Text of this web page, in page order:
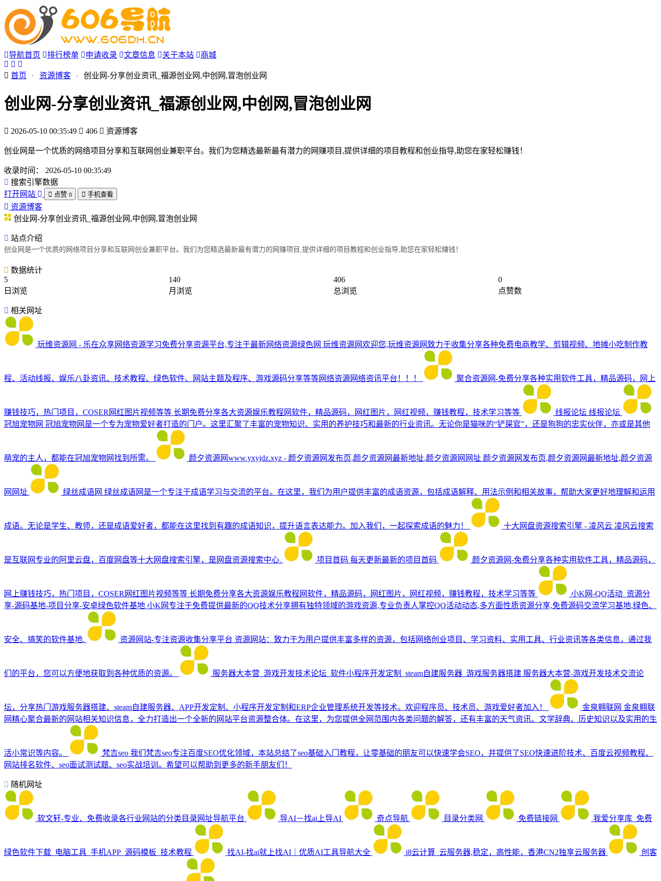
导航首页 排行榜单 申请收录 文章信息 关于本站 商城
首页 • 资源博客 • 创业网-分享创业资讯_福源创业网,中创网,冒泡创业网
创业网-分享创业资讯_福源创业网,中创网,冒泡创业网
2026-05-10 00:35:49 406 资源博客
创业网是一个优质的网络项目分享和互联网创业兼职平台。我们为您精选最新最有潜力的网赚项目,提供详细的项目教程和创业指导,助您在家轻松赚钱！
收录时间：
2026-05-10 00:35:49
搜索引擎数据
打开网站
点赞 0 手机查看
资源博客
创业网-分享创业资讯_福源创业网,中创网,冒泡创业网
站点介绍
创业网是一个优质的网络项目分享和互联网创业兼职平台。我们为您精选最新最有潜力的网赚项目,提供详细的项目教程和创业指导,助您在家轻松赚钱！
数据统计
5
日浏览
140
月浏览
406
总浏览
0
点赞数
相关网址
玩维资源网 - 乐在众享网络资源学习免费分享资源平台,专注于最新网络资源绿色网 玩维资源网欢迎您,玩维资源网致力于收集分享各种免费电商教学、剪辑视频、地摊小吃制作教
程、活动线报、娱乐八卦资讯、技术教程、绿色软件、网站主题及程序、游戏源码分享等等网络资源网络资讯平台！！！ 聚合资源网-免费分享各种实用软件工具，精品源码，网上
赚钱技巧，热门项目，COSER网红图片视频等等 长期免费分享各大资源娱乐教程网软件，精品源码，网红图片，网红视频，赚钱教程，技术学习等等 线报论坛 线报论坛
冠旭宠物网 冠旭宠物网是一个专为宠物爱好者打造的门户。这里汇聚了丰富的宠物知识、实用的养护技巧和最新的行业资讯。无论你是猫咪的“铲屎官”，还是狗狗的忠实伙伴，亦或是其他
萌宠的主人，都能在冠旭宠物网找到所需。 颜夕资源网www.yxyjdz.xyz - 颜夕资源网发布页,颜夕资源网最新地址,颜夕资源网网址 颜夕资源网发布页,颜夕资源网最新地址,颜夕资源
网网址 绿丝成语网 绿丝成语网是一个专注于成语学习与交流的平台。在这里，我们为用户提供丰富的成语资源，包括成语解释、用法示例和相关故事，帮助大家更好地理解和运用
成语。无论是学生、教师，还是成语爱好者，都能在这里找到有趣的成语知识，提升语言表达能力。加入我们，一起探索成语的魅力！ 十大网盘资源搜索引擎 - 凌风云 凌风云搜索
是互联网专业的阿里云盘，百度网盘等十大网盘搜索引擎，是网盘资源搜索中心. 项目首码 每天更新最新的项目首码 颜夕资源网-免费分享各种实用软件工具，精品源码，
网上赚钱技巧，热门项目，COSER网红图片视频等等 长期免费分享各大资源娱乐教程网软件，精品源码，网红图片，网红视频，赚钱教程，技术学习等等
小K网-QQ活动_资源分
享-源码基地-项目分享-安卓绿色软件基地 小K网专注于免费提供最新的QQ技术分享拥有独特领域的游戏资源,专业负责人掌控QQ活动动态,多方面性质资源分享,免费源码交流学习基地,绿色、
安全、搞笑的软件基地. 资源网站-专注资源收集分享平台 资源网站：致力于为用户提供丰富多样的资源，包括网络创业项目、学习资料、实用工具、行业资讯等各类信息，通过我
们的平台，您可以方便地获取到各种优质的资源。 服务器大本营_游戏开发技术论坛_软件小程序开发定制_steam自建服务器_游戏服务器搭建 服务器大本营-游戏开发技术交流论
坛，分享热门游戏服务器搭建、steam自建服务器、APP开发定制、小程序开发定制和ERP企业管理系统开发等技术。欢迎程序员、技术员、游戏爱好者加入！ 金泉翱联网 金泉翱联
网精心聚合最新的网站相关知识信息，全力打造出一个全新的网站平台资源整合体。在这里，为您提供全网范围内各类问题的解答，还有丰富的天气资讯、文学辞典、历史知识以及实用的生
活小常识等内容。 梵吉seo 我们梵吉seo专注百度SEO优化领域，本站总结了seo基础入门教程，让零基础的朋友可以快速学会SEO，并提供了SEO快速进阶技术、百度云视频教程、
网站排名软件、seo面试测试题、seo实战培训。希望可以帮助到更多的新手朋友们！
随机网址
软文轩-专业、免费收录各行业网站的分类目录网址导航平台 导AI－找ai上导AI 奇点导航 目录分类网 免费链接网 我爱分享库_免费
绿色软件下载_电脑工具_手机APP_源码模板_技术教程 找AI-找ai就上找AI｜优质AI工具导航大全 i8云计算_云服务器,稳定，高性能，香港CN2独享云服务器 创客